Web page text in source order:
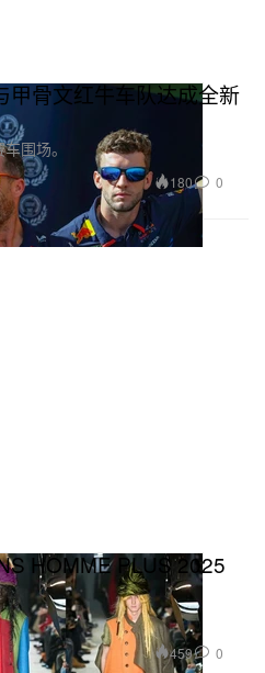
甲骨文红牛车队达成全新
围场。
180 0
HOMME PLUS 2025
459 0